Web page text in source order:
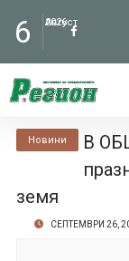
6 Август
2026
Новини
В
земя
СЕПТЕМВРИ 26,